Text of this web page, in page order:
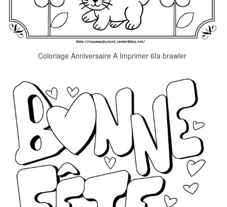
Coloriage Anniversaire A Imprimer 6fa brawler